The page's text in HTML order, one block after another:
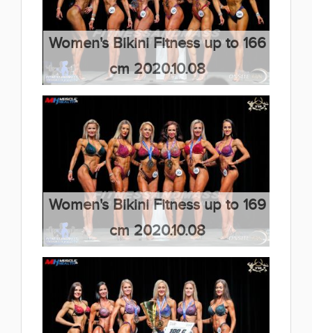
Women's Bikini Fitness up to 166
cm 2020.10.08
(66 kép)
Women's Bikini Fitness up to 169
cm 2020.10.08
(66 kép)